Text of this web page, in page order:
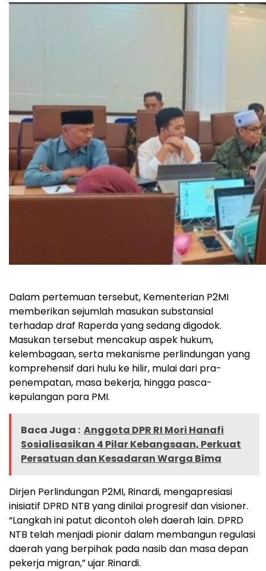
Dalam pertemuan tersebut, Kementerian P2MI
memberikan sejumlah masukan substansial
terhadap draf Raperda yang sedang digodok.
Masukan tersebut mencakup aspek hukum,
kelembagaan, serta mekanisme perlindungan yang
komprehensif dari hulu ke hilir, mulai dari pra-
penempatan, masa bekerja, hingga pasca-
kepulangan para PMI.
Baca Juga : Anggota DPR RI Mori Hanafi
Sosialisasikan 4 Pilar Kebangsaan, Perkuat
Persatuan dan Kesadaran Warga Bima
Dirjen Perlindungan P2MI, Rinardi, mengapresiasi
inisiatif DPRD NTB yang dinilai progresif dan visioner.
“Langkah ini patut dicontoh oleh daerah lain. DPRD
NTB telah menjadi pionir dalam membangun regulasi
daerah yang berpihak pada nasib dan masa depan
pekerja migran,” ujar Rinardi.